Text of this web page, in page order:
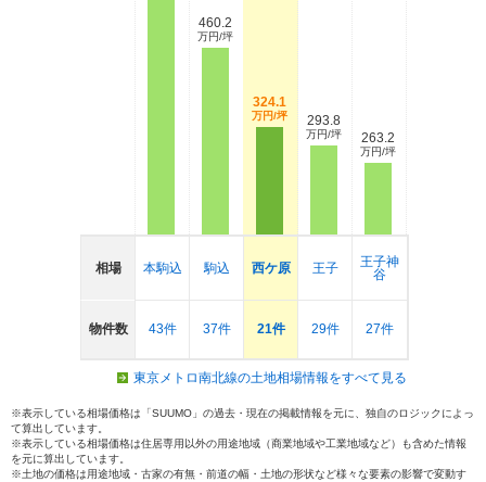
相場
物件数
本駒込
43件
460.2
万円/坪
駒込
37件
324.1
万円/坪
西ケ原
21件
293.8
万円/坪
王子
29件
263.2
万円/坪
王子神
谷
27件
東京メトロ南北線の土地相場情報をすべて見る
※表示している相場価格は「SUUMO」の過去・現在の掲載情報を元に、独自のロジックによっ
て算出しています。
※表示している相場価格は住居専用以外の用途地域（商業地域や工業地域など）も含めた情報
を元に算出しています。
※土地の価格は用途地域・古家の有無・前道の幅・土地の形状など様々な要素の影響で変動す